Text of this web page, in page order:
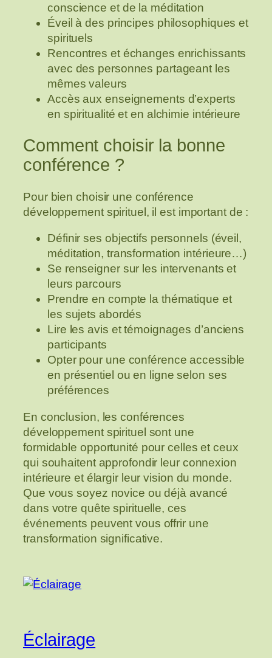
conscience et de la méditation
Éveil à des principes philosophiques et
spirituels
Rencontres et échanges enrichissants
avec des personnes partageant les
mêmes valeurs
Accès aux enseignements d’experts
en spiritualité et en alchimie intérieure
Comment choisir la bonne
conférence ?
Pour bien choisir une conférence
développement spirituel, il est important de :
Définir ses objectifs personnels (éveil,
méditation, transformation intérieure…)
Se renseigner sur les intervenants et
leurs parcours
Prendre en compte la thématique et
les sujets abordés
Lire les avis et témoignages d’anciens
participants
Opter pour une conférence accessible
en présentiel ou en ligne selon ses
préférences
En conclusion, les conférences
développement spirituel sont une
formidable opportunité pour celles et ceux
qui souhaitent approfondir leur connexion
intérieure et élargir leur vision du monde.
Que vous soyez novice ou déjà avancé
dans votre quête spirituelle, ces
événements peuvent vous offrir une
transformation significative.
Éclairage